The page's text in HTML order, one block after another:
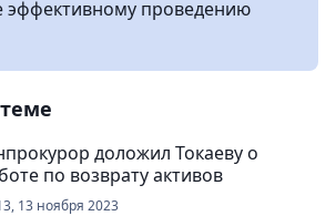
эффективному проведению
доложил Токаеву о
по возврату активов
13 ноября 2023